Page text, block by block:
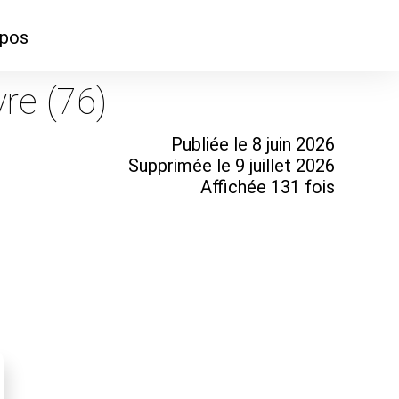
nous ?
(76)
Publiée le 8 juin 2026
Supprimée le 9 juillet 2026
Affichée 131 fois